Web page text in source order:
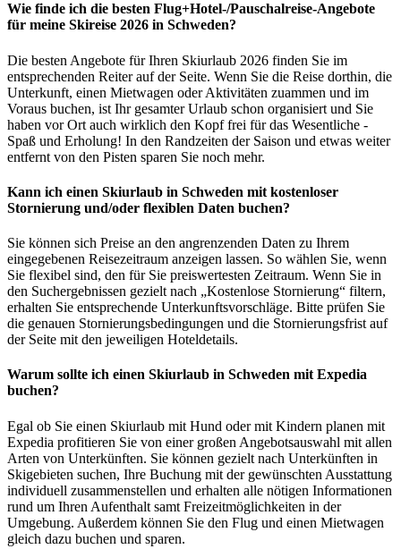
Wie finde ich die besten Flug+Hotel-/Pauschalreise-Angebote
für meine Skireise 2026 in Schweden?
Die besten Angebote für Ihren Skiurlaub 2026 finden Sie im
entsprechenden Reiter auf der Seite. Wenn Sie die Reise dorthin, die
Unterkunft, einen Mietwagen oder Aktivitäten zuammen und im
Voraus buchen, ist Ihr gesamter Urlaub schon organisiert und Sie
haben vor Ort auch wirklich den Kopf frei für das Wesentliche -
Spaß und Erholung! In den Randzeiten der Saison und etwas weiter
entfernt von den Pisten sparen Sie noch mehr.
Kann ich einen Skiurlaub in Schweden mit kostenloser
Stornierung und/oder flexiblen Daten buchen?
Sie können sich Preise an den angrenzenden Daten zu Ihrem
eingegebenen Reisezeitraum anzeigen lassen. So wählen Sie, wenn
Sie flexibel sind, den für Sie preiswertesten Zeitraum. Wenn Sie in
den Suchergebnissen gezielt nach „Kostenlose Stornierung“ filtern,
erhalten Sie entsprechende Unterkunftsvorschläge. Bitte prüfen Sie
die genauen Stornierungsbedingungen und die Stornierungsfrist auf
der Seite mit den jeweiligen Hoteldetails.
Warum sollte ich einen Skiurlaub in Schweden mit Expedia
buchen?
Egal ob Sie einen Skiurlaub mit Hund oder mit Kindern planen mit
Expedia profitieren Sie von einer großen Angebotsauswahl mit allen
Arten von Unterkünften. Sie können gezielt nach Unterkünften in
Skigebieten suchen, Ihre Buchung mit der gewünschten Ausstattung
individuell zusammenstellen und erhalten alle nötigen Informationen
rund um Ihren Aufenthalt samt Freizeitmöglichkeiten in der
Umgebung. Außerdem können Sie den Flug und einen Mietwagen
gleich dazu buchen und sparen.